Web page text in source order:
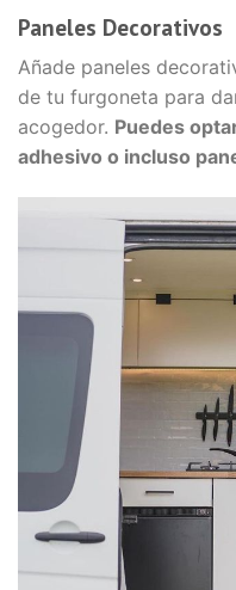
Paneles Decorativos
Añade paneles
de tu furgoneta para
acogedor. Puedes
adhesivo o incluso